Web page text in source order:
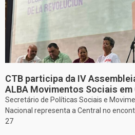
CTB participa da IV
ALBA Movimentos Sociais em
Secretário de Políticas Sociais e
Nacional representa a Central no
27